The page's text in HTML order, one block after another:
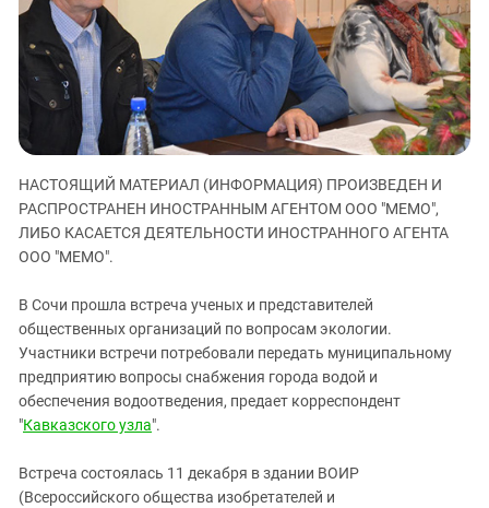
ЗАСТАВЛЯЕТ
КАВКАЗ ЗА ПАЛЕСТИНУ
ИНАКОМЫСЛИЕ В ЧЕЧНЕ
ПРЕСЛЕДОВАНИЕ АКТИВИСТОВ
МОБИЛИЗАЦИЯ И ПРОТЕСТЫ
Дагестан
Ингушетия
Кабардино-Балкария
Калмыкия
Карачаево-Черкесия
Краснодарский край
Российская Федерация
Северная Осетия - Алания
СКФО
Ставропольский край
Чечня
Южный Кавказ
НАСТОЯЩИЙ МАТЕРИАЛ (ИНФОРМАЦИЯ) ПРОИЗВЕДЕН И
РАСПРОСТРАНЕН ИНОСТРАННЫМ АГЕНТОМ ООО "МЕМО",
ЛИБО КАСАЕТСЯ ДЕЯТЕЛЬНОСТИ ИНОСТРАННОГО АГЕНТА
ООО "МЕМО".
В Сочи прошла встреча ученых и представителей
общественных организаций по вопросам экологии.
Участники встречи потребовали передать муниципальному
предприятию вопросы снабжения города водой и
обеспечения водоотведения, предает корреспондент
"Кавказского узла".
Встреча состоялась 11 декабря в здании ВОИР
(Всероссийского общества изобретателей и